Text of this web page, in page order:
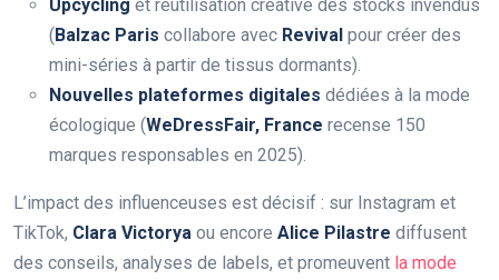
Upcycling et réutilisation créative des stocks invendus
(Balzac Paris collabore avec Revival pour créer des
mini-séries à partir de tissus dormants).
Nouvelles plateformes digitales dédiées à la mode
écologique (WeDressFair, France recense 150
marques responsables en 2025).
L’impact des influenceuses est décisif : sur Instagram et
TikTok, Clara Victorya ou encore Alice Pilastre diffusent
des conseils, analyses de labels, et promeuvent la mode